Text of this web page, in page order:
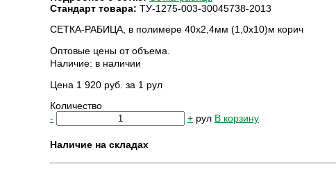
Стандарт товара: ТУ-1275-003-30045738-2013
СЕТКА-РАБИЦА, в полимере 40х2,4мм (1,0х10)м корич
Оптовые цены от объема.
Наличие: в наличии
Цена 1 920 руб. за 1 рул
Количество
-
+ рул В корзину
Наличие на складах